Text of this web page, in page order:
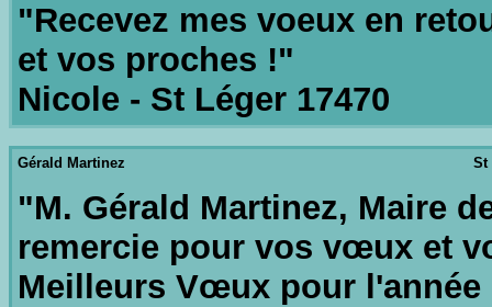
"Recevez mes voeux en
et vos proches !"
Nicole - St Léger 17470
Gérald Martinez St
"M. Gérald Martinez, Maire
remercie pour vos vœux et
Meilleurs Vœux pour l'année